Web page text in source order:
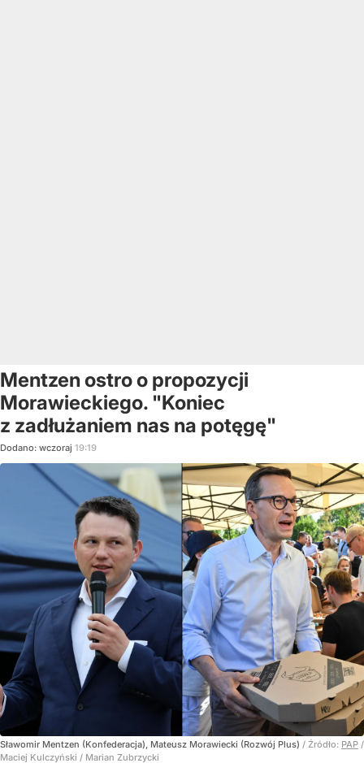
Mentzen ostro o propozycji
Morawieckiego. "Koniec
z zadłużaniem nas na potęgę"
Dodano: wczoraj 19:19
Sławomir Mentzen (Konfederacja), Mateusz Morawiecki (Rozwój Plus) / Źródło: PAP /
Maciej Kulczyński / Marian Zubrzycki